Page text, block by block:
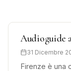
Audioguide
31 Dicembre
Firenze è una